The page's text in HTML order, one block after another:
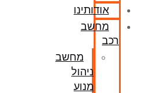
אודותינו
מחשב
רכב
מחשב
ניהול
מנוע